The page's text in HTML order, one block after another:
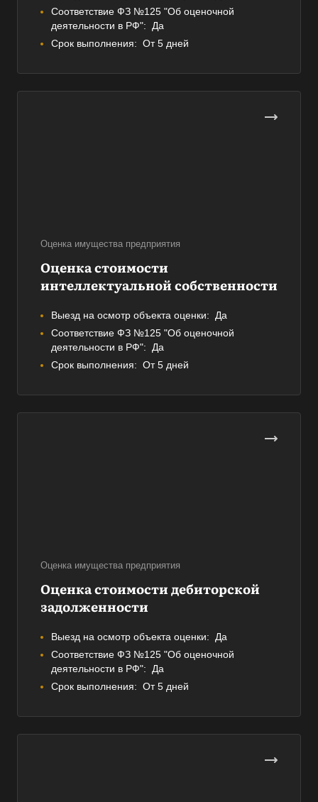
Соответствие ФЗ №125 "Об оценочной
деятельности в РФ":
Да
Срок выполнения: От 5 дней
Оценка имущества предприятия
Оценка стоимости
интеллектуальной собственности
Выезд на осмотр объекта оценки:
Да
Соответствие ФЗ №125 "Об оценочной
деятельности в РФ":
Да
Срок выполнения: От 5 дней
Оценка имущества предприятия
Оценка стоимости дебиторской
задолженности
Выезд на осмотр объекта оценки:
Да
Соответствие ФЗ №125 "Об оценочной
деятельности в РФ":
Да
Срок выполнения: От 5 дней